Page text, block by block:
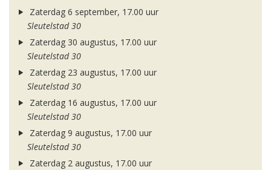
Zaterdag 6 september, 17.00 uur
Sleutelstad 30
Zaterdag 30 augustus, 17.00 uur
Sleutelstad 30
Zaterdag 23 augustus, 17.00 uur
Sleutelstad 30
Zaterdag 16 augustus, 17.00 uur
Sleutelstad 30
Zaterdag 9 augustus, 17.00 uur
Sleutelstad 30
Zaterdag 2 augustus, 17.00 uur